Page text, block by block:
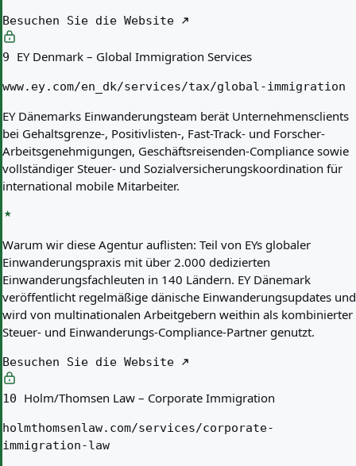
Besuchen Sie die Website
9 EY Denmark – Global Immigration Services
www.ey.com/en_dk/services/tax/global-immigration
EY Dänemarks Einwanderungsteam berät Unternehmensclients
bei Gehaltsgrenze-, Positivlisten-, Fast-Track- und Forscher-
Arbeitsgenehmigungen, Geschäftsreisenden-Compliance sowie
vollständiger Steuer- und Sozialversicherungskoordination für
international mobile Mitarbeiter.
Warum wir diese Agentur auflisten: Teil von EYs globaler
Einwanderungspraxis mit über 2.000 dedizierten
Einwanderungsfachleuten in 140 Ländern. EY Dänemark
veröffentlicht regelmäßige dänische Einwanderungsupdates und
wird von multinationalen Arbeitgebern weithin als kombinierter
Steuer- und Einwanderungs-Compliance-Partner genutzt.
Besuchen Sie die Website
10 Holm/Thomsen Law – Corporate Immigration
holmthomsenlaw.com/services/corporate-
immigration-law